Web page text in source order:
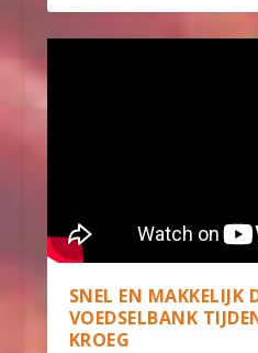
SNEL EN MAKKELIJK
VOEDSELBANK
KROEG